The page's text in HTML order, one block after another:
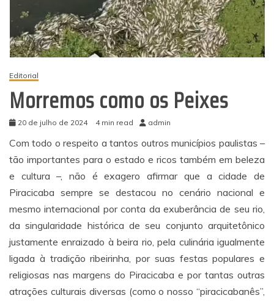
Editorial
Morremos como os Peixes
20 de julho de 2024 4 min read admin
Com todo o respeito a tantos outros municípios paulistas –
tão importantes para o estado e ricos também em beleza
e cultura –, não é exagero afirmar que a cidade de
Piracicaba sempre se destacou no cenário nacional e
mesmo internacional por conta da exuberância de seu rio,
da singularidade histórica de seu conjunto arquitetônico
justamente enraizado à beira rio, pela culinária igualmente
ligada à tradição ribeirinha, por suas festas populares e
religiosas nas margens do Piracicaba e por tantas outras
atrações culturais diversas (como o nosso “piracicabanês”,